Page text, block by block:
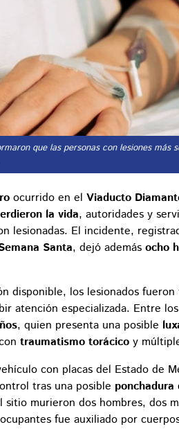
que las personas con lesiones más
ocurrido en el Viaducto
la vida, autoridades y
lesionadas. El incidente,
Santa, dejó además ocho
disponible, los lesionados
atención especializada. Entre
, quien presenta una posible
traumatismo torácico y
con placas del Estado de
tras una posible ponchadura
sitio murieron dos hombres, dos
fue auxiliado por